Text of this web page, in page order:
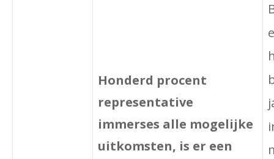
Honderd procent
representative
immerses alle mogelijke
uitkomsten, is er een